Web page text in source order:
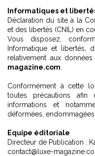
Informatiques et
Déclaration du site à la
et des libertés (CNIL) en
Vous disposez,
Informatique et libertés,
relativement aux
magazine.com
Conformément à cette
toutes précautions
informations et
déformées,
Equipe éditoriale
Directeur de Publication :
contact@luxe-